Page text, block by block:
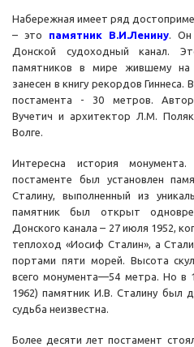
Набережная имеет ряд
– это памятник В.И.Ленину. Он
Донской судоходный канал.
памятников в мире жившему на
занесен в книгу рекордов
постамента - 30 метров.
Вучетич и архитектор Л.М.
Волге.
Интересна история
постаменте был установлен
Сталину, выполненный из
памятник был открыт
Донского канала – 27 июля 1952,
теплоход «Иосиф Сталин», а
портами пяти морей. Высота
всего монумента—54 метра. Но в
1962) памятник И.В. Сталину был
судьба неизвестна.
Более десяти лет постамент